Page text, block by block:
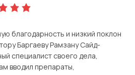
благодарность и низкий поклон
Баргаеву Рамзану Сайд-
специалист своего дела,
вводил препараты,